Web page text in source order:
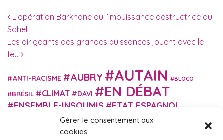
Gérer le consentement aux
cookies
Navigation des articles
L’opération Barkhane ou l’impuissance destructrice au
Sahel
Les dirigeants des grandes puissances jouent avec le
feu
ANTI-RACISME AUBRY AUTAIN BLOCO
BRÉSIL CLIMAT DAVI EN DÉBAT
ENSEMBLE-INSOUMIS ETAT ESPAGNOL
EUROPE EXTRÊME DROITE FASCISME
FRANCE INSOUMISE